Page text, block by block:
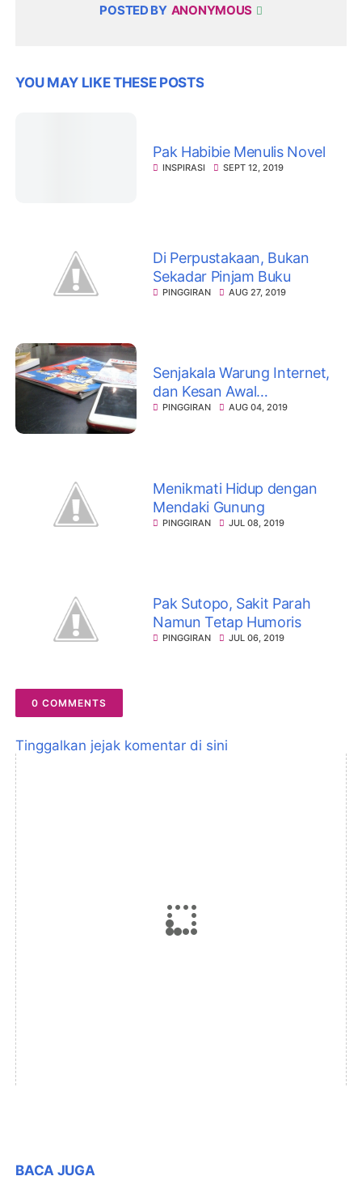
POSTED BY ANONYMOUS
YOU MAY LIKE THESE POSTS
Pak Habibie Menulis Novel
INSPIRASI SEPT 12, 2019
Di Perpustakaan, Bukan
Sekadar Pinjam Buku
PINGGIRAN AUG 27, 2019
Senjakala Warung Internet,
dan Kesan Awal
Mengenalnya
PINGGIRAN AUG 04, 2019
Menikmati Hidup dengan
Mendaki Gunung
PINGGIRAN JUL 08, 2019
Pak Sutopo, Sakit Parah
Namun Tetap Humoris
PINGGIRAN JUL 06, 2019
0 COMMENTS
Tinggalkan jejak komentar di sini
BACA JUGA